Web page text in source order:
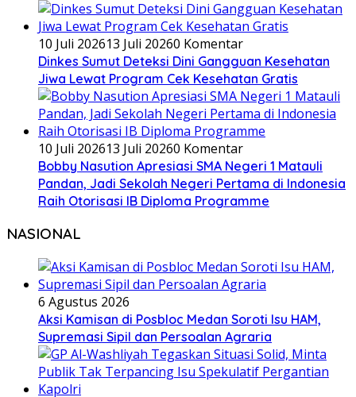
10 Juli 202613 Juli 20260 Komentar
Dinkes Sumut Deteksi Dini Gangguan Kesehatan
Jiwa Lewat Program Cek Kesehatan Gratis
10 Juli 202613 Juli 20260 Komentar
Bobby Nasution Apresiasi SMA Negeri 1 Matauli
Pandan, Jadi Sekolah Negeri Pertama di Indonesia
Raih Otorisasi IB Diploma Programme
NASIONAL
6 Agustus 2026
Aksi Kamisan di Posbloc Medan Soroti Isu HAM,
Supremasi Sipil dan Persoalan Agraria